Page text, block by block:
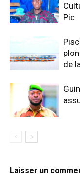
Pic
de
Laisser un